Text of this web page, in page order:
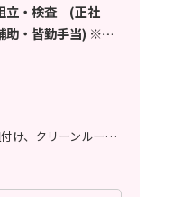
立・検査 (正社
助・皆勤手当) ※ワ
検査、梱包・仕分け、組立・組付け、クリーンルーム、清掃・洗浄、立ち作業